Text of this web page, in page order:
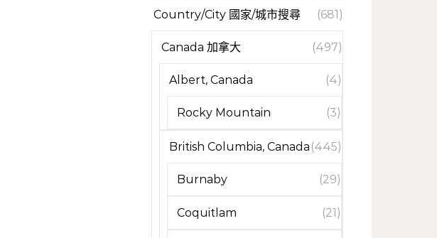
Country/City 國家/城市搜尋 (681)
Canada 加拿大 (497)
Albert, Canada (4)
Rocky Mountain (3)
British Columbia, Canada (445)
Burnaby (29)
Coquitlam (21)